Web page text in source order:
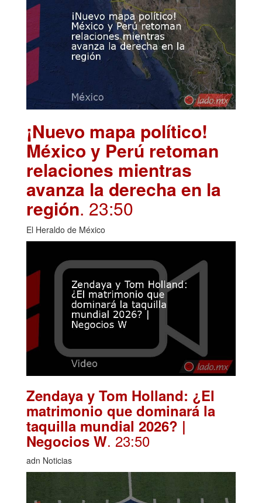
¡Nuevo mapa político!
México y Perú retoman
relaciones mientras
avanza la derecha en la
región. 23:50
El Heraldo de México
Zendaya y Tom Holland: ¿El
matrimonio que dominará la
taquilla mundial 2026? |
Negocios W. 23:50
adn Noticias